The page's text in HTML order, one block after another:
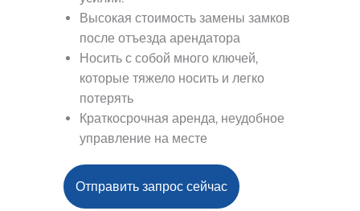
Высокая стоимость замены замков
после отъезда арендатора
Носить с собой много ключей,
которые тяжело носить и легко
потерять
Краткосрочная аренда, неудобное
управление на месте
Отправить запрос сейчас